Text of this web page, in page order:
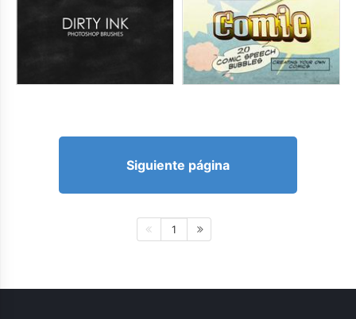
Siguiente página
1